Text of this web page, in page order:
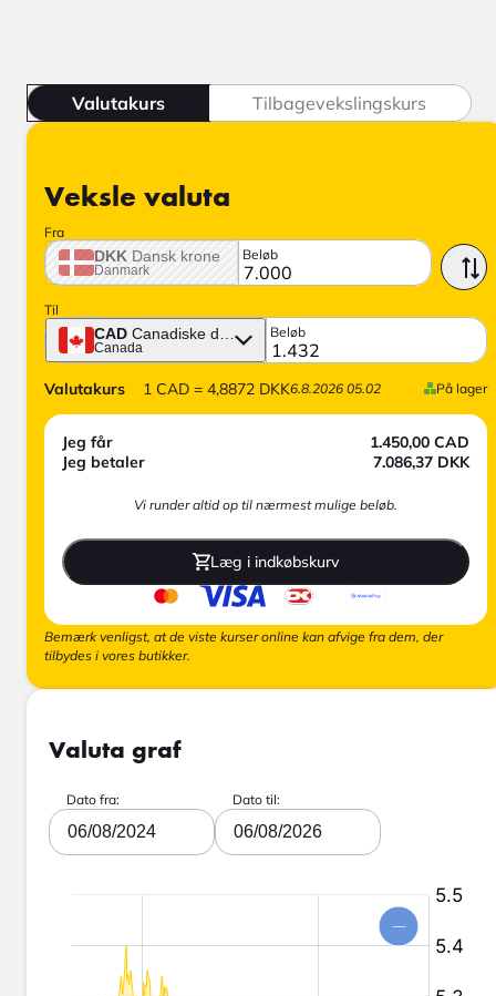
Valutakurs Tilbagevekslingskurs
Veksle valuta
Fra
DKK Dansk krone
Danmark
Beløb
Til
CAD Canadiske dollar
Canada
Beløb
Valutakurs 1 CAD = 4,8872 DKK6.8.2026 05.02 På lager
Jeg får 1.450,00 CAD
Jeg betaler
7.086,37 DKK
Vi runder altid op til nærmest mulige beløb.
Læg i indkøbskurv
Bemærk venligst, at de viste kurser online kan afvige fra dem, der
tilbydes i vores butikker.
Valuta graf
Dato fra:
06/08/2024
Dato til:
06/08/2026